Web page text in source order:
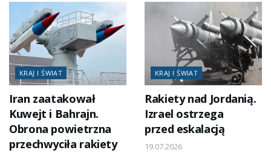
KRAJ I ŚWIAT
Iran zaatakował
Kuwejt i Bahrajn.
Obrona powietrzna
przechwyciła rakiety
KRAJ I ŚWIAT
Rakiety nad Jordanią.
Izrael ostrzega
przed eskalacją
19.07.2026